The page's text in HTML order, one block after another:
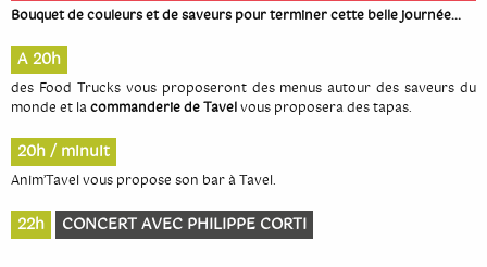
Bouquet de couleurs et de saveurs pour terminer cette belle journée…
A 20h
des Food Trucks vous proposeront des menus autour des saveurs du
monde et lacommanderie de Tavelvous proposera des tapas.
20h / minuit
Anim’Tavel vous propose son bar à Tavel.
22h CONCERT AVEC PHILIPPE CORTI